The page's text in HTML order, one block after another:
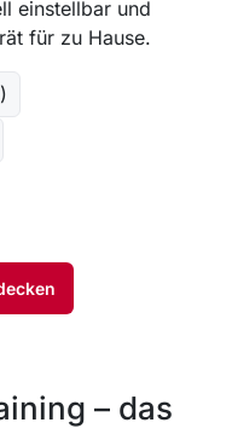
einstellbar und
für zu Hause.
– das